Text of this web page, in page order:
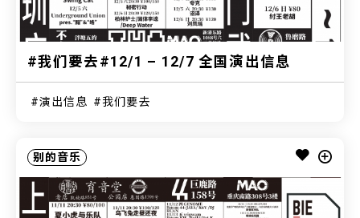
#我们要去#12/1 – 12/7 全国演出信息
演出信息 我们要去
别的音乐